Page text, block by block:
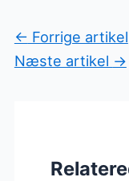
← Forrige artikel
Næste artikel →